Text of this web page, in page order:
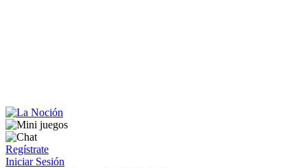
Regístrate
Iniciar Sesión